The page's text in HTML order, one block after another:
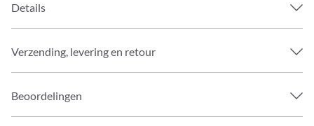
Details
Verzending, levering en retour
Beoordelingen